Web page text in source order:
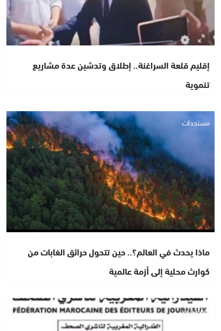
إقليم قلعة السراغنة.. إطلاق وتدشين عدة مشاريع
تنموية
مستجدات
ماذا يحدث في العالم؟.. حين تتحول حرائق الغابات من
كوارث محلية إلى أزمة عالمية
مستجدات